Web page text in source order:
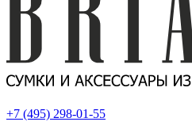
+7 (495) 298-01-55